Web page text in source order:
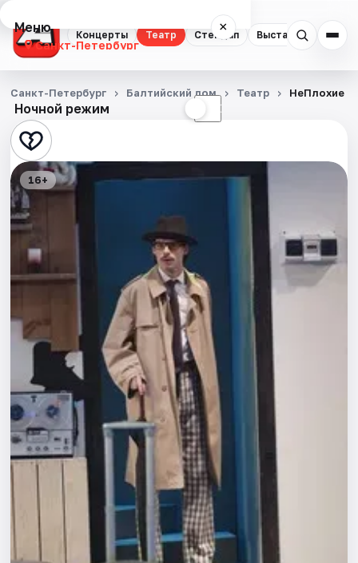
Концерты Театр Стендап Выставки
Меню ×
Санкт-Петербург
Концерты
Театр
Стендап
Выставки
Квесты
Экскурсии
События
Города
Площадки
Артисты
Рейтинги
Ночной режим ☾
Санкт-Петербург Балтийский дом Театр НеПлохие
16+